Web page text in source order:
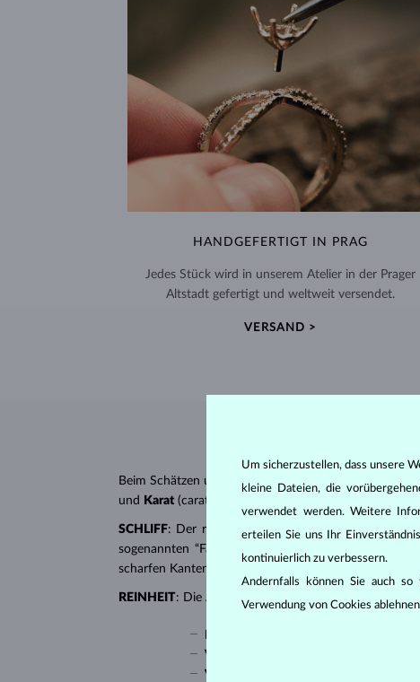
HANDGEFERTIGT IN PRAG
Jedes Stück wird in unserem Atelier in der Prager
Altstadt gefertigt und weltweit versendet.
VERSAND >
Beim Schätzen und Zertifizieren von Diamanten
und
Karat (carat). All diese Eigenschaften haben
SCHLIFF: Der richtige Schliff verleiht dem
sogenannten “Fantasieschliffen”, in die ein
scharfen Kanten, besonders beliebt bei
REINHEIT: Die Anzahl, Größe und Verteilung
VVS 1, VVS 2
(Very Very Slightly
VS 1, VS 2
Um sicherzustellen, dass unsere
kleine Dateien, die
verwendet werden. Weitere
erteilen Sie uns Ihr
kontinuierlich zu verbessern.
Andernfalls können Sie auch
Verwendung von Cookies